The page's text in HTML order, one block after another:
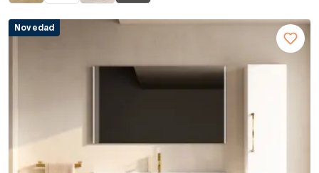
Novedad